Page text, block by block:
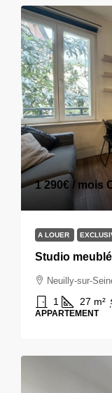
1 290€ / mois
A LOUER
Studio
Neuilly-sur-
1 27 m²
APPARTEMENT